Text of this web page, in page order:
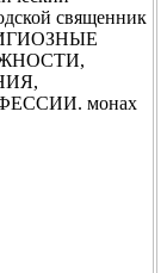
священник
монах